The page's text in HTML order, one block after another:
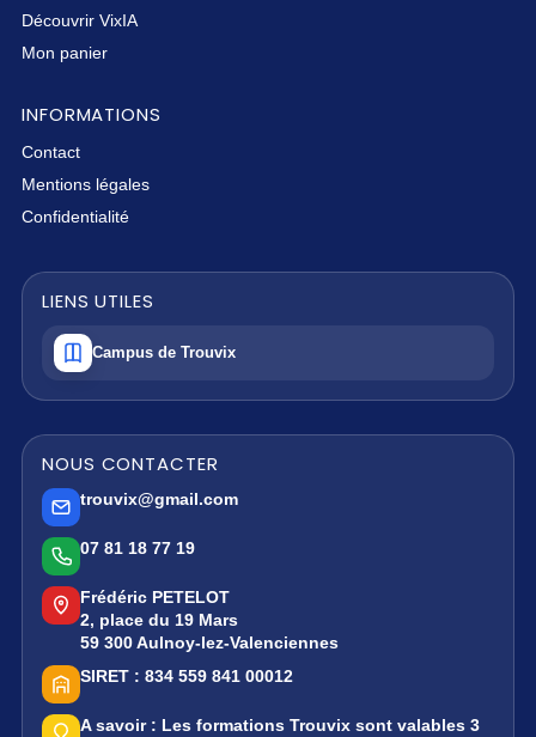
Découvrir VixIA
Mon panier
INFORMATIONS
Contact
Mentions légales
Confidentialité
LIENS UTILES
Campus de Trouvix
NOUS CONTACTER
trouvix@gmail.com
07 81 18 77 19
Frédéric PETELOT
2, place du 19 Mars
59 300 Aulnoy-lez-Valenciennes
SIRET : 834 559 841 00012
A savoir : Les formations Trouvix sont valables 3